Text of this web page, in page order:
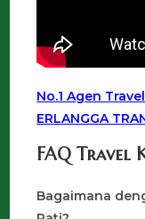
No.1 Agen
ERLANGGA
FAQ Travel
Bagaimana